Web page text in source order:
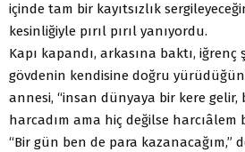
içinde tam bir kayıtsızlık
kesinliğiyle pırıl pırıl yanıyordu.
Kapı kapandı, arkasına baktı, iğrenç
gövdenin kendisine doğru
annesi, “insan dünyaya bir kere gelir,
harcadım ama hiç değilse harcıâlem
“Bir gün ben de para kazanacağım,”